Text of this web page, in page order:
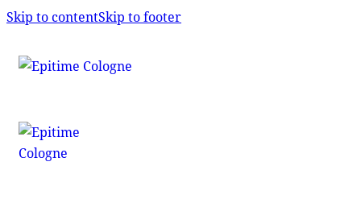
Skip to contentSkip to footer